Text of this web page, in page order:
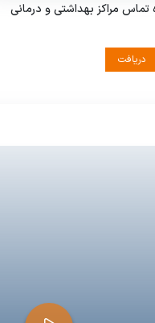
مراکز بهداشتی و درمانی
دریافت